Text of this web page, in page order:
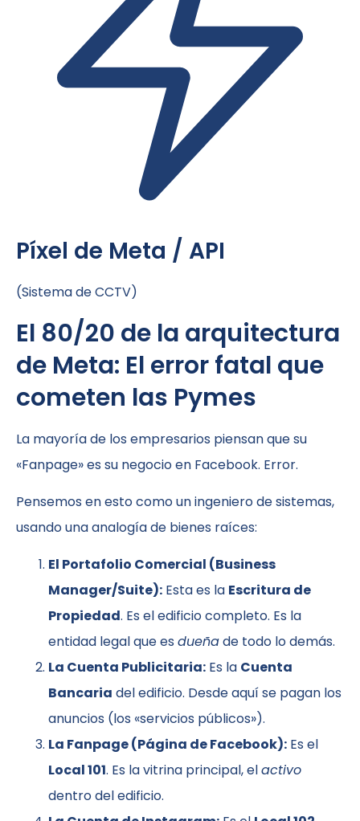
Píxel de Meta / API
(Sistema de CCTV)
El 80/20 de la arquitectura
de Meta: El error fatal que
cometen las Pymes
La mayoría de los empresarios piensan que su
«Fanpage» es su negocio en Facebook. Error.
Pensemos en esto como un ingeniero de sistemas,
usando una analogía de bienes raíces:
El Portafolio Comercial (Business
Manager/Suite): Esta es la Escritura de
Propiedad. Es el edificio completo. Es la
entidad legal que es dueñade todo lo demás.
La Cuenta Publicitaria: Es la Cuenta
Bancaria del edificio. Desde aquí se pagan los
anuncios (los «servicios públicos»).
La Fanpage (Página de Facebook): Es el
Local 101. Es la vitrina principal, elactivo
dentro del edificio.